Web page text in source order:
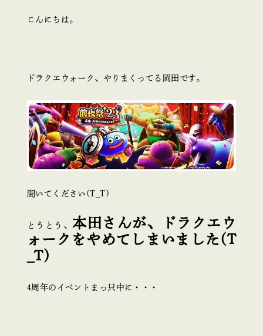
こんにちは。
ドラクエウォーク、やりまくってる岡田です。
聞いてください(T_T)
とうとう、本田さんが、ドラクエウ
ォークをやめてしまいました(T
_T)
4周年のイベントまっ只中に・・・